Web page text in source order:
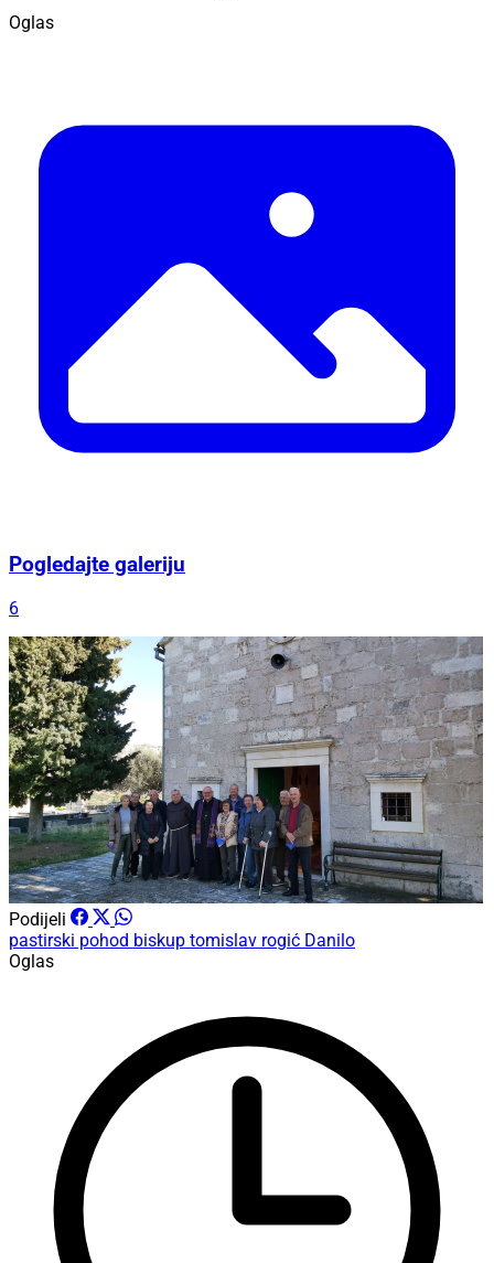
Oglas
Pogledajte galeriju
6
Podijeli
pastirski pohod biskup tomislav rogić Danilo
Oglas